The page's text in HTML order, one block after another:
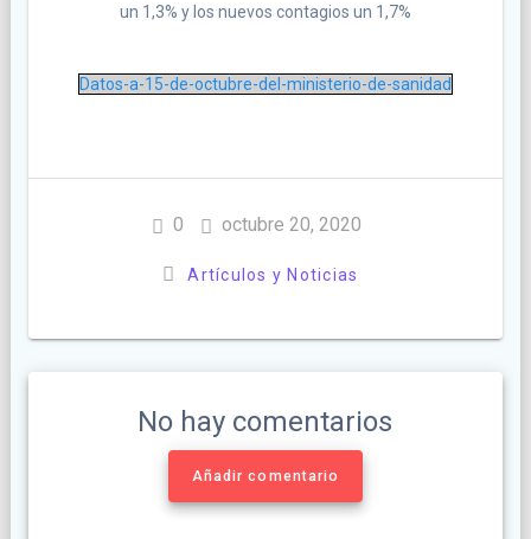
un 1,3% y los nuevos contagios un 1,7%
Datos-a-15-de-octubre-del-ministerio-de-sanidad
0 octubre 20, 2020
Artículos y Noticias
No hay comentarios
Añadir comentario